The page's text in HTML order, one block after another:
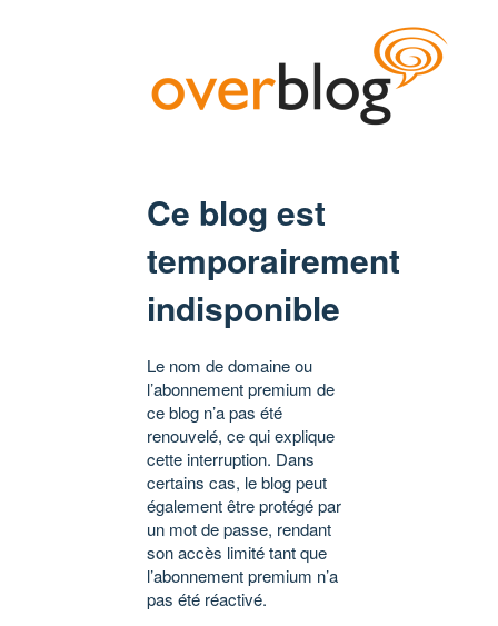
Ce blog est
temporairement
indisponible
Le nom de domaine ou
l’abonnement premium de
ce blog n’a pas été
renouvelé, ce qui explique
cette interruption. Dans
certains cas, le blog peut
également être protégé par
un mot de passe, rendant
son accès limité tant que
l’abonnement premium n’a
pas été réactivé.